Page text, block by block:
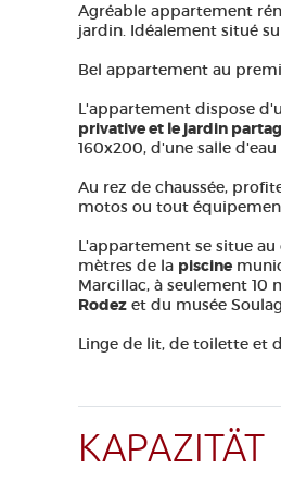
Agréable appartement
jardin. Idéalement situé
Bel appartement au
L'appartement dispose
privative et le jardin
160x200, d'une salle
Au rez de chaussée,
motos ou tout
L'appartement se situe
mètres de la piscine
Marcillac, à seulement 10
Rodez et du musée
Linge de lit, de toilette et
KAPAZITÄT